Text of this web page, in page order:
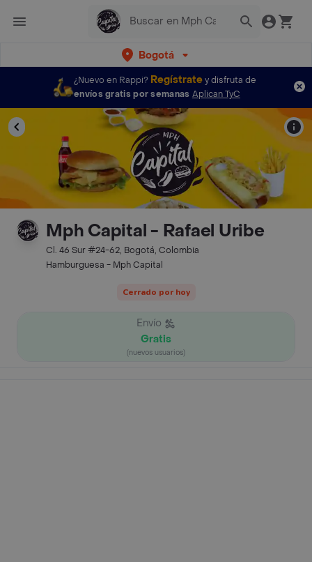
Bogotá
¿Nuevo en Rappi? Regístratey disfruta de
envíos gratis por semanas Aplican TyC
Mph Capital - Rafael Uribe
Cl. 46 Sur #24-62, Bogotá, Colombia
Hamburguesa - Mph Capital
Cerrado por hoy
Envío
Gratis
(nuevos usuarios)